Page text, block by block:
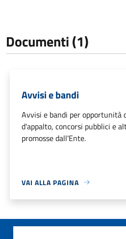
Documenti (1)
Avvisi e bandi
Avvisi e bandi per opportunità
d'appalto, concorsi pubblici e
promosse dall'Ente.
VAI ALLA PAGINA